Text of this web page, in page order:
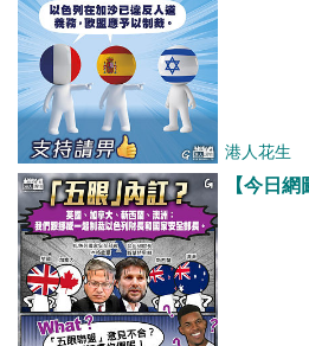
港人花生
【今日